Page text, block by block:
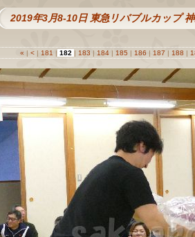
2019年3月8-10日 東急リバブルカップ
« | < | 181 | 182 | 183 | 184 | 185 | 186 | 187 | 188 |